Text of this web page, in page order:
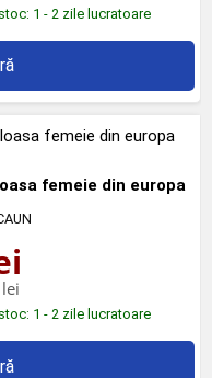
1 - 2 zile lucratoare
femeie din europa
1 - 2 zile lucratoare